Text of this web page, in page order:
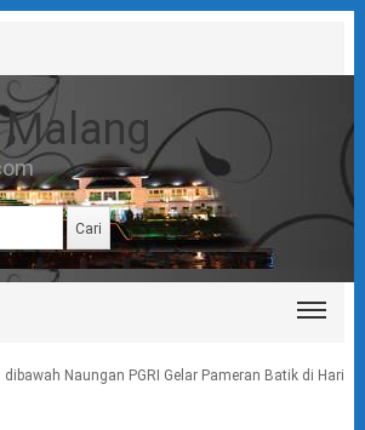
dibawah Naungan PGRI Gelar Pameran Batik di Hari